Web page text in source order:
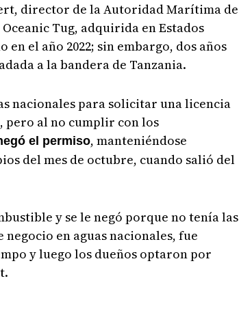
director de la Autoridad Marítima de
Tug, adquirida en Estados
el año 2022; sin embargo, dos años
a la bandera de Tanzania.
nacionales para solicitar una licencia
pero al no cumplir con los
el permiso, manteniéndose
del mes de octubre, cuando salió del
y se le negó porque no tenía las
en aguas nacionales, fue
y luego los dueños optaron por